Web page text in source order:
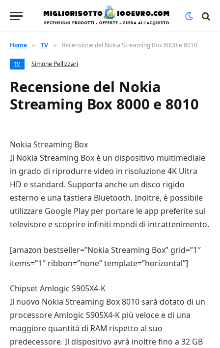
Home » TV » Recensione del Nokia Streaming Box 8000 e 8010
TV Simone Pellizzari
Recensione del Nokia
Streaming Box 8000 e 8010
Nokia Streaming Box
Il Nokia Streaming Box è un dispositivo multimediale
in grado di riprodurre video in risoluzione 4K Ultra
HD e standard. Supporta anche un disco rigido
esterno e una tastiera Bluetooth. Inoltre, è possibile
utilizzare Google Play per portare le app preferite sul
televisore e scoprire infiniti mondi di intrattenimento.
[amazon bestseller=”Nokia Streaming Box” grid=”1″
items=”1″ ribbon=”none” template=”horizontal”]
Chipset Amlogic S905X4-K
Il nuovo Nokia Streaming Box 8010 sarà dotato di un
processore Amlogic S905X4-K più veloce e di una
maggiore quantità di RAM rispetto al suo
predecessore. Il dispositivo avrà inoltre fino a 32 GB